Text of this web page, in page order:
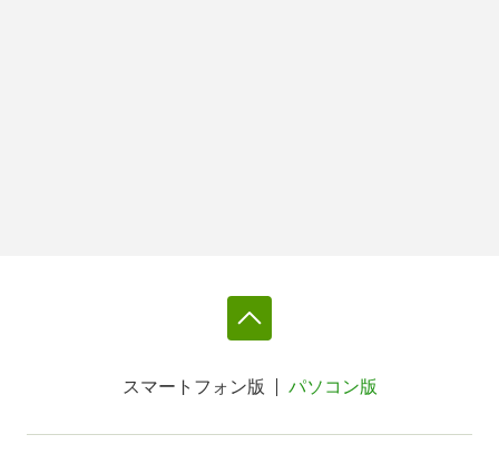
スマートフォン版 パソコン版